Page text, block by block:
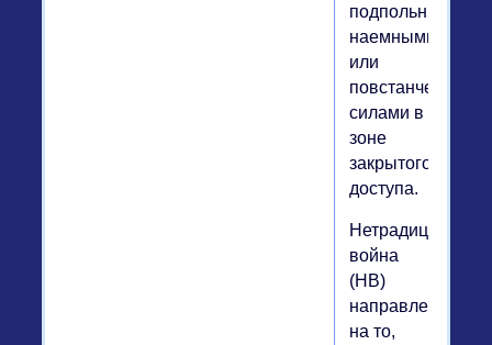
подпольными,
наемными
или
повстанческими
силами в
зоне
закрытого
доступа.
Нетрадиционная
война
(НВ)
направлена
на то,